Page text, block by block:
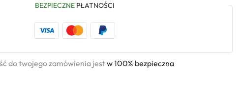
BEZPIECZNE PŁATNOŚCI
do twojego zamówienia jestw 100% bezpieczna